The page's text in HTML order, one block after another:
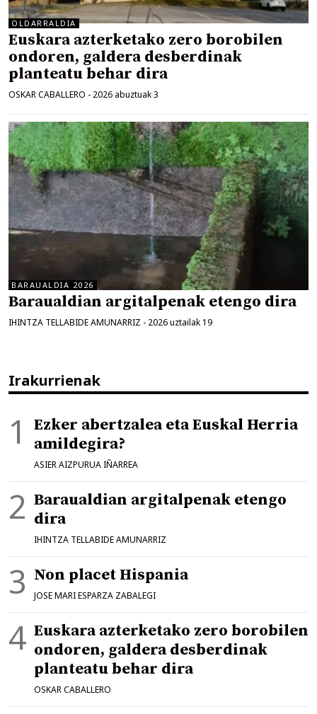
OLDARRALDIA
Euskara azterketako zero borobilen
ondoren, galdera desberdinak
planteatu behar dira
OSKAR CABALLERO - 2026 abuztuak 3
BARAUALDIA 2026
Baraualdian argitalpenak etengo dira
IHINTZA TELLABIDE AMUNARRIZ - 2026 uztailak 19
Irakurrienak
Ezker abertzalea eta Euskal Herria
amildegira?
ASIER AIZPURUA IÑARREA
Baraualdian argitalpenak etengo
dira
IHINTZA TELLABIDE AMUNARRIZ
Non placet Hispania
JOSE MARI ESPARZA ZABALEGI
Euskara azterketako zero borobilen
ondoren, galdera desberdinak
planteatu behar dira
OSKAR CABALLERO